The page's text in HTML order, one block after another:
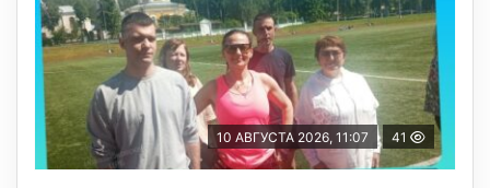
10 АВГУСТА 2026, 11:07 41